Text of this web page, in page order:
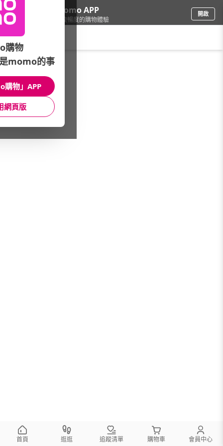
下載momo APP
給你3倍流暢度的購物體驗
開啟
母嬰玩具/嬰幼兒浴盆/便器
浴盆/浴網
清潔/配件
館長推薦
首頁 逛逛 追蹤清單 購物車 會員中心
購物
momo的事
購物」APP
網頁版